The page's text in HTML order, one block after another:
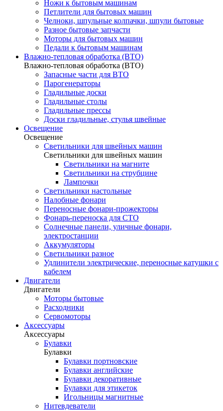
Ножи к бытовым машинам
Петлители для бытовых машин
Челноки, шпульные колпачки, шпули бытовые
Разное бытовые запчасти
Моторы для бытовых машин
Педали к бытовым машинам
Влажно-тепловая обработка (ВТО)
Влажно-тепловая обработка (ВТО)
Запасные части для ВТО
Парогенераторы
Гладильные доски
Гладильные столы
Гладильные прессы
Доски гладильные, стулья швейные
Освещение
Освещение
Светильники для швейных машин
Светильники для швейных машин
Светильники на магните
Светильники на струбцине
Лампочки
Светильники настольные
Налобные фонари
Переносные фонари-прожекторы
Фонарь-переноска для СТО
Солнечные панели, уличные фонари,
электростанции
Аккумуляторы
Светильники разное
Удлинители электрические, переносные катушки с
кабелем
Двигатели
Двигатели
Моторы бытовые
Расходники
Сервомоторы
Аксессуары
Аксессуары
Булавки
Булавки
Булавки портновские
Булавки английские
Булавки декоративные
Булавки для этикеток
Игольницы магнитные
Нитевдеватели